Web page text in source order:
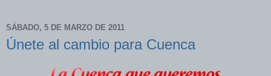
SÁBADO, 5 DE MARZO DE 2011
Únete al cambio para Cuenca